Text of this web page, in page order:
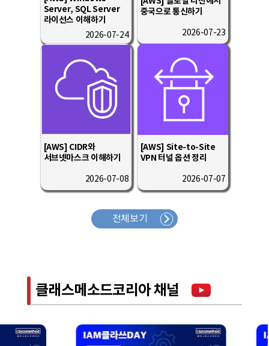
Server, SQL Server
라이선스 이해하기
2026-07-24
중국으로 통신하기
2026-07-23
[AWS] CIDR와
서브넷마스크 이해하기
2026-07-08
[AWS] Site-to-Site
VPN 터널 옵션 정리
2026-07-07
전체보기
클래스메소드코리아 채널